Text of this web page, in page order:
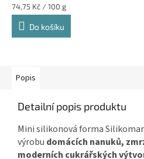
Měrná
cena:
74,75 Kč / 100 g
Do košíku
Popis
Detailní popis produktu
Mini silikonová forma
výrobu domácích nanuků,
moderních cukrářských